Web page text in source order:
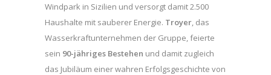
Windpark in Sizilien und versorgt damit 2.500
Haushalte mit sauberer Energie. Troyer, das
Wasserkraftunternehmen der Gruppe, feierte
sein 90-jähriges Bestehen und damit zugleich
das Jubiläum einer wahren Erfolgsgeschichte von